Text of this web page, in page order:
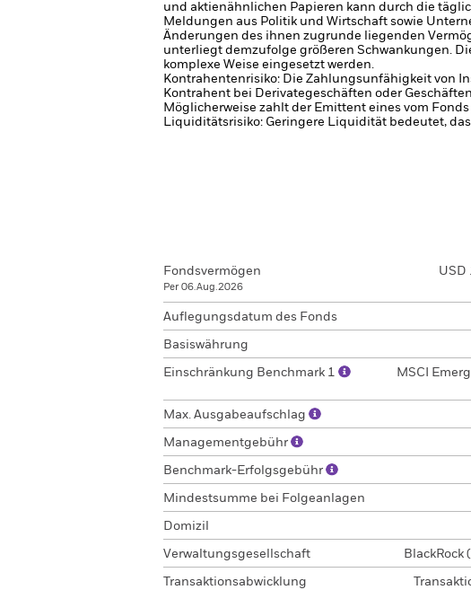
und aktienähnlichen Papieren kann durch die
Meldungen aus Politik und Wirtschaft sowie
Änderungen des ihnen zugrunde liegenden
unterliegt demzufolge größeren Schwankungen.
komplexe Weise eingesetzt werden.
Kontrahentenrisiko: Die Zahlungsunfähigkeit von
Kontrahent bei Derivategeschäften oder
Möglicherweise zahlt der Emittent eines vom
Liquiditätsrisiko: Geringere Liquidität bedeutet,
Fondsvermögen
Per 06.Aug.2026
USD
Auflegungsdatum des Fonds
Basiswährung
Einschränkung Benchmark 1
MSCI
Max. Ausgabeaufschlag
Managementgebühr
Benchmark-Erfolgsgebühr
Mindestsumme bei Folgeanlagen
Domizil
Verwaltungsgesellschaft BlackRock
Transaktionsabwicklung